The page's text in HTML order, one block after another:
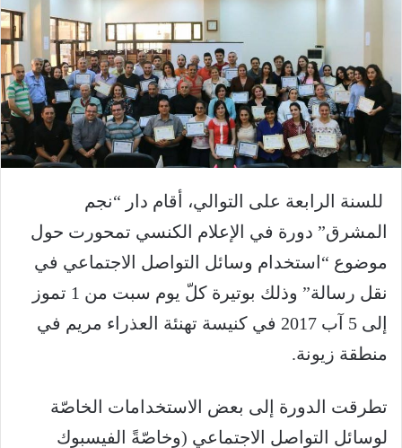
للسنة الرابعة على التوالي، أقام دار “نجم
المشرق” دورة في الإعلام الكنسي تمحورت حول
موضوع “استخدام وسائل التواصل الاجتماعي في
نقل رسالة” وذلك بوتيرة كلّ يوم سبت من 1 تموز
إلى 5 آب 2017 في كنيسة تهنئة العذراء مريم في
منطقة زيونة.
تطرقت الدورة إلى بعض الاستخدامات الخاصّة
لوسائل التواصل الاجتماعي (وخاصّةً الفيسبوك